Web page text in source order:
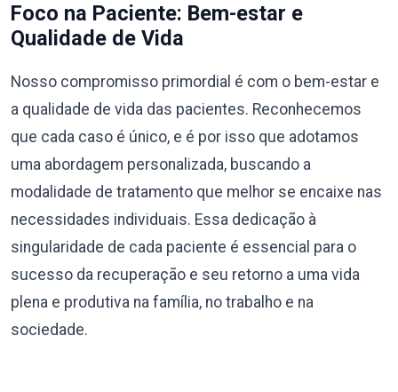
Foco na Paciente: Bem-estar e
Qualidade de Vida
Nosso compromisso primordial é com o bem-estar e
a qualidade de vida das pacientes. Reconhecemos
que cada caso é único, e é por isso que adotamos
uma abordagem personalizada, buscando a
modalidade de tratamento que melhor se encaixe nas
necessidades individuais. Essa dedicação à
singularidade de cada paciente é essencial para o
sucesso da recuperação e seu retorno a uma vida
plena e produtiva na família, no trabalho e na
sociedade.